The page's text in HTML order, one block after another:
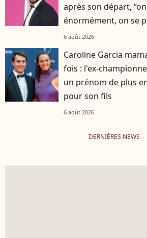
après son départ,
énormément, on se
6 août 2026
Caroline Garcia
fois : l'ex-
un prénom de plus
pour son fils
6 août 2026
DERNIÈRES NEWS